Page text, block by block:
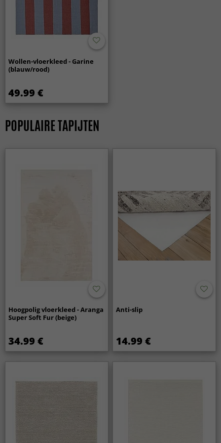
Wollen-vloerkleed - Garine
(blauw/rood)
49.99 €
POPULAIRE TAPIJTEN
Hoogpolig vloerkleed - Aranga
Super Soft Fur (beige)
34.99 €
Anti-slip
14.99 €